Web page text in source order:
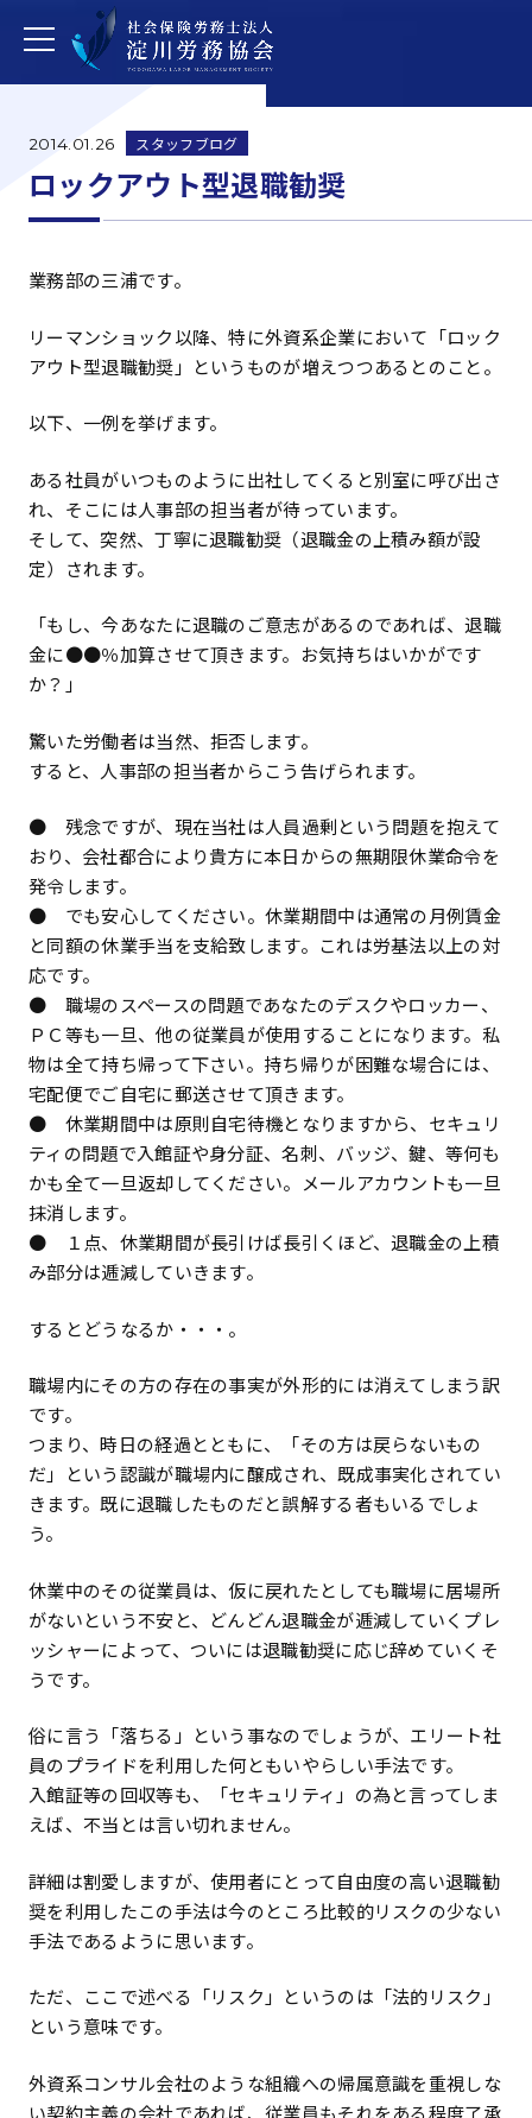
2014.01.26 スタッフブログ
ロックアウト型退職勧奨
業務部の三浦です。
リーマンショック以降、特に外資系企業において「ロック
アウト型退職勧奨」というものが増えつつあるとのこと。
以下、一例を挙げます。
ある社員がいつものように出社してくると別室に呼び出さ
れ、そこには人事部の担当者が待っています。
そして、突然、丁寧に退職勧奨（退職金の上積み額が設
定）されます。
「もし、今あなたに退職のご意志があるのであれば、退職
金に●●％加算させて頂きます。お気持ちはいかがです
か？」
驚いた労働者は当然、拒否します。
すると、人事部の担当者からこう告げられます。
● 残念ですが、現在当社は人員過剰という問題を抱えて
おり、会社都合により貴方に本日からの無期限休業命令を
発令します。
● でも安心してください。休業期間中は通常の月例賃金
と同額の休業手当を支給致します。これは労基法以上の対
応です。
● 職場のスペースの問題であなたのデスクやロッカー、
ＰＣ等も一旦、他の従業員が使用することになります。私
物は全て持ち帰って下さい。持ち帰りが困難な場合には、
宅配便でご自宅に郵送させて頂きます。
● 休業期間中は原則自宅待機となりますから、セキュリ
ティの問題で入館証や身分証、名刺、バッジ、鍵、等何も
かも全て一旦返却してください。メールアカウントも一旦
抹消します。
● １点、休業期間が長引けば長引くほど、退職金の上積
み部分は逓減していきます。
するとどうなるか・・・。
職場内にその方の存在の事実が外形的には消えてしまう訳
です。
つまり、時日の経過とともに、「その方は戻らないもの
だ」という認識が職場内に醸成され、既成事実化されてい
きます。既に退職したものだと誤解する者もいるでしょ
う。
休業中のその従業員は、仮に戻れたとしても職場に居場所
がないという不安と、どんどん退職金が逓減していくプレ
ッシャーによって、ついには退職勧奨に応じ辞めていくそ
うです。
俗に言う「落ちる」という事なのでしょうが、エリート社
員のプライドを利用した何ともいやらしい手法です。
入館証等の回収等も、「セキュリティ」の為と言ってしま
えば、不当とは言い切れません。
詳細は割愛しますが、使用者にとって自由度の高い退職勧
奨を利用したこの手法は今のところ比較的リスクの少ない
手法であるように思います。
ただ、ここで述べる「リスク」というのは「法的リスク」
という意味です。
外資系コンサル会社のような組織への帰属意識を重視しな
い契約主義の会社であれば、従業員もそれをある程度了承